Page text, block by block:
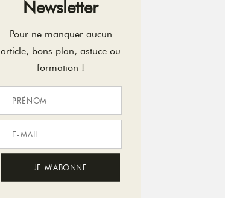
Newsletter
Pour ne manquer aucun
article, bons plan, astuce ou
formation !